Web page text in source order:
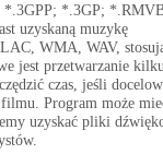
*.3GP;
uzyskaną muzykę
WMA, WAV,
jest przetwarzanie
czas, jeśli
Program może
uzyskać pliki